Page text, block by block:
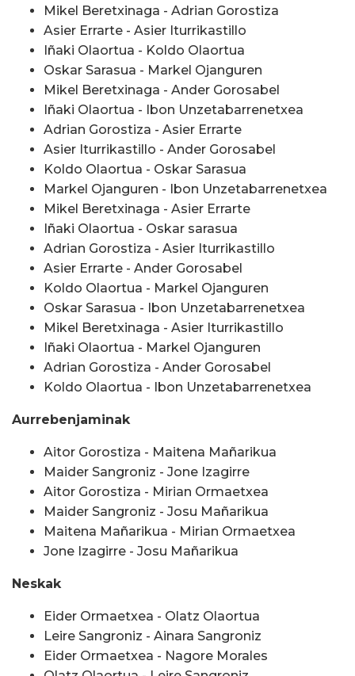
Mikel Beretxinaga - Adrian Gorostiza
Asier Errarte - Asier Iturrikastillo
Iñaki Olaortua - Koldo Olaortua
Oskar Sarasua - Markel Ojanguren
Mikel Beretxinaga - Ander Gorosabel
Iñaki Olaortua - Ibon Unzetabarrenetxea
Adrian Gorostiza - Asier Errarte
Asier Iturrikastillo - Ander Gorosabel
Koldo Olaortua - Oskar Sarasua
Markel Ojanguren - Ibon Unzetabarrenetxea
Mikel Beretxinaga - Asier Errarte
Iñaki Olaortua - Oskar sarasua
Adrian Gorostiza - Asier Iturrikastillo
Asier Errarte - Ander Gorosabel
Koldo Olaortua - Markel Ojanguren
Oskar Sarasua - Ibon Unzetabarrenetxea
Mikel Beretxinaga - Asier Iturrikastillo
Iñaki Olaortua - Markel Ojanguren
Adrian Gorostiza - Ander Gorosabel
Koldo Olaortua - Ibon Unzetabarrenetxea
Aurrebenjaminak
Aitor Gorostiza - Maitena Mañarikua
Maider Sangroniz - Jone Izagirre
Aitor Gorostiza - Mirian Ormaetxea
Maider Sangroniz - Josu Mañarikua
Maitena Mañarikua - Mirian Ormaetxea
Jone Izagirre - Josu Mañarikua
Neskak
Eider Ormaetxea - Olatz Olaortua
Leire Sangroniz - Ainara Sangroniz
Eider Ormaetxea - Nagore Morales